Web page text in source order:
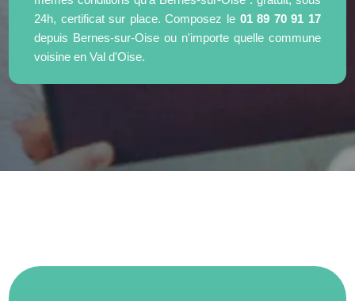
24h, certificat sur place. Composez le 01 89 70 91 17
depuis Bernes-sur-Oise ou n'importe quelle commune
voisine en Val d'Oise.